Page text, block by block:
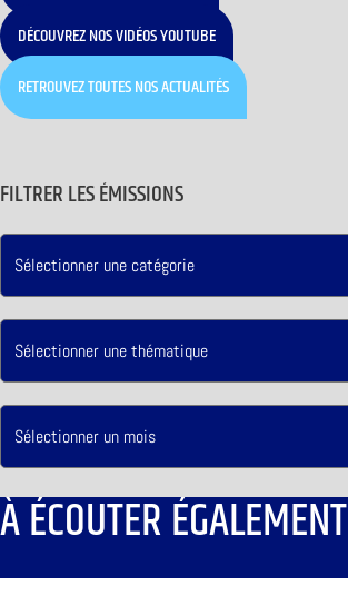
DÉCOUVREZ NOS VIDÉOS YOUTUBE
RETROUVEZ TOUTES NOS ACTUALITÉS
FILTRER LES ÉMISSIONS
À ÉCOUTER ÉGALEMENT